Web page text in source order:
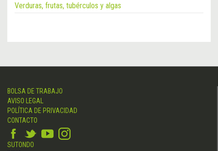
Verduras, frutas, tubérculos y algas
BOLSA DE TRABAJO
AVISO LEGAL
POLÍTICA DE PRIVACIDAD
CONTACTO
SUTONDO